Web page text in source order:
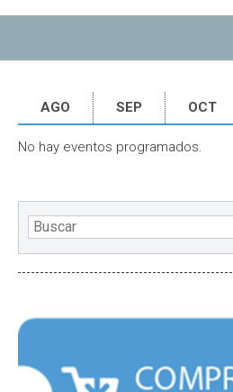
AGO SEP OCT
No hay eventos programados.